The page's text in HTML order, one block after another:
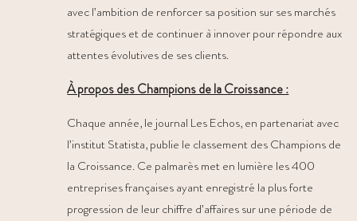
avec l’ambition de renforcer sa position sur ses marchés
stratégiques et de continuer à innover pour répondre aux
attentes évolutives de ses clients.
À propos des Champions de la Croissance :
Chaque année, le journal Les Echos, en partenariat avec
l’institut Statista, publie le classement des Champions de
la Croissance. Ce palmarès met en lumière les 400
entreprises françaises ayant enregistré la plus forte
progression de leur chiffre d’affaires sur une période de